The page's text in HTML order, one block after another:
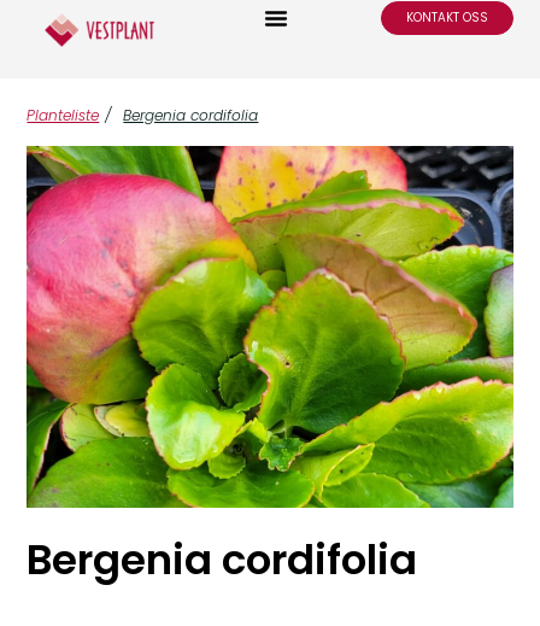
KONTAKT OSS
Planteliste / Bergenia cordifolia
Bergenia cordifolia